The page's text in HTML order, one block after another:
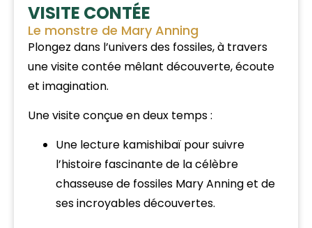
VISITE CONTÉE
Le monstre de Mary Anning
Plongez dans l’univers des fossiles, à travers
une visite contée mêlant découverte, écoute
et imagination.
Une visite conçue en deux temps :
Une lecture kamishibaï pour suivre
l’histoire fascinante de la célèbre
chasseuse de fossiles Mary Anning et de
ses incroyables découvertes.